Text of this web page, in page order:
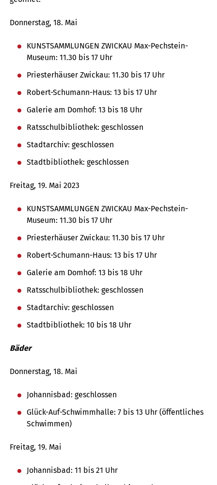
Donnerstag, 18. Mai
KUNSTSAMMLUNGEN ZWICKAU Max-Pechstein-
Museum: 11.30 bis 17 Uhr
Priesterhäuser Zwickau: 11.30 bis 17 Uhr
Robert-Schumann-Haus: 13 bis 17 Uhr
Galerie am Domhof: 13 bis 18 Uhr
Ratsschulbibliothek: geschlossen
Stadtarchiv: geschlossen
Stadtbibliothek: geschlossen
Freitag, 19. Mai 2023
KUNSTSAMMLUNGEN ZWICKAU Max-Pechstein-
Museum: 11.30 bis 17 Uhr
Priesterhäuser Zwickau: 11.30 bis 17 Uhr
Robert-Schumann-Haus: 13 bis 17 Uhr
Galerie am Domhof: 13 bis 18 Uhr
Ratsschulbibliothek: geschlossen
Stadtarchiv: geschlossen
Stadtbibliothek: 10 bis 18 Uhr
Bäder
Donnerstag, 18. Mai
Johannisbad: geschlossen
Glück-Auf-Schwimmhalle: 7 bis 13 Uhr (öffentliches
Schwimmen)
Freitag, 19. Mai
Johannisbad: 11 bis 21 Uhr